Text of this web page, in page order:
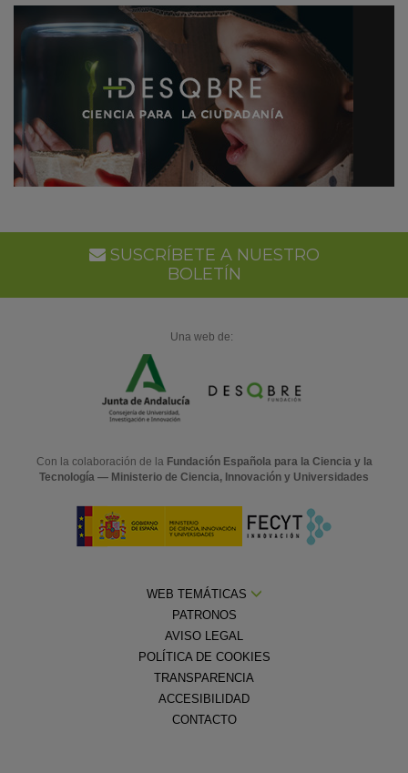
SUSCRÍBETE A NUESTRO
BOLETÍN
Una web de:
Con la colaboración de la Fundación Española para la Ciencia y la
Tecnología — Ministerio de Ciencia, Innovación y Universidades
WEB TEMÁTICAS
PATRONOS
AVISO LEGAL
POLÍTICA DE COOKIES
TRANSPARENCIA
ACCESIBILIDAD
CONTACTO